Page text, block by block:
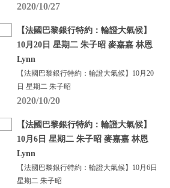
2020/10/27
【法國巴黎銀行特約：輪證大氣候】
10月20日 星期二 朱子昭 麥嘉嘉 林恩
Lynn
【法國巴黎銀行特約：輪證大氣候】10月20
日 星期二 朱子昭
2020/10/20
【法國巴黎銀行特約：輪證大氣候】
10月6日 星期二 朱子昭 麥嘉嘉 林恩
Lynn
【法國巴黎銀行特約：輪證大氣候】10月6日
星期二 朱子昭